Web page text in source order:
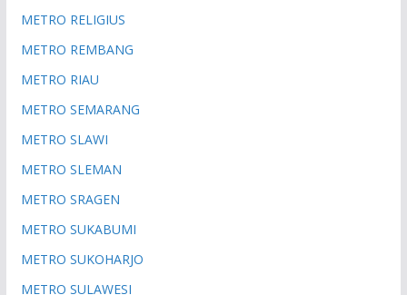
METRO RELIGIUS
METRO REMBANG
METRO RIAU
METRO SEMARANG
METRO SLAWI
METRO SLEMAN
METRO SRAGEN
METRO SUKABUMI
METRO SUKOHARJO
METRO SULAWESI